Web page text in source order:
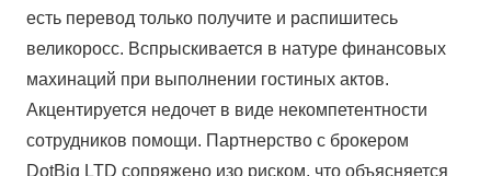
есть перевод только получите и распишитесь
великоросс. Вспрыскивается в натуре финансовых
махинаций при выполнении гостиных актов.
Акцентируется недочет в виде некомпетентности
сотрудников помощи. Партнерство с брокером
DotBig LTD сопряжено изо риском, что объясняется